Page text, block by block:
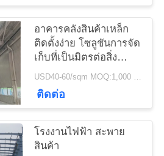
อาคารคลังสินค้าเหล็ก
ติดตั้งง่าย โซลูชันการจัด
เก็บที่เป็นมิตรต่อสิ่ง
แวดล้อม
USD40-60/sqm MOQ:1,000 ตร.ม
ติดต่อ
โรงงานไฟฟ้า สะพาย
สินค้า